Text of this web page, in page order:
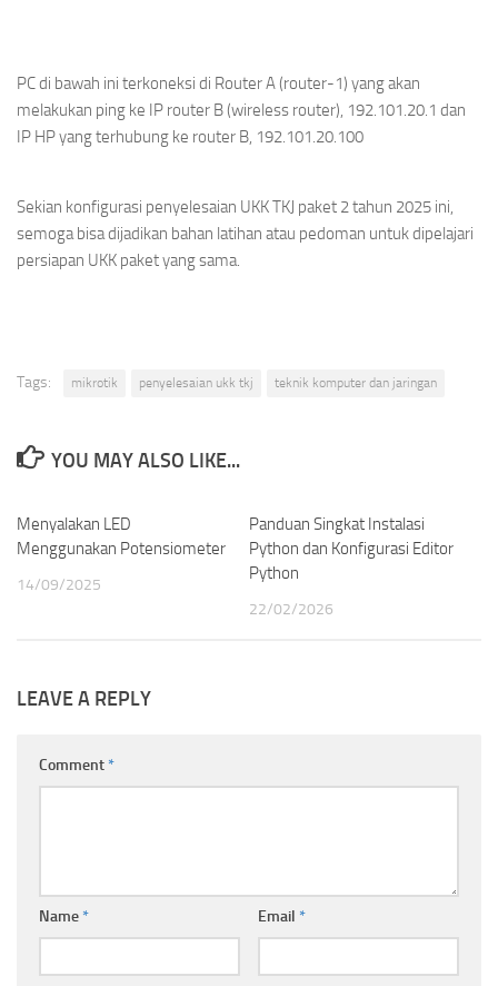
PC di bawah ini terkoneksi di Router A (router-1) yang akan
melakukan ping ke IP router B (wireless router), 192.101.20.1 dan
IP HP yang terhubung ke router B, 192.101.20.100
Sekian konfigurasi penyelesaian UKK TKJ paket 2 tahun 2025 ini,
semoga bisa dijadikan bahan latihan atau pedoman untuk dipelajari
persiapan UKK paket yang sama.
Tags: mikrotik penyelesaian ukk tkj teknik komputer dan jaringan
YOU MAY ALSO LIKE...
Menyalakan LED
Menggunakan Potensiometer
14/09/2025
Panduan Singkat Instalasi
Python dan Konfigurasi Editor
Python
22/02/2026
LEAVE A REPLY
Comment *
Name * Email *